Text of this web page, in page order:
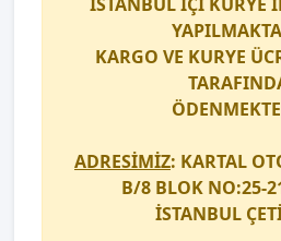
KARGO VE KURYE
ADRESİMİZ: KARTAL
B/8 BLOK NO:25-
İSTANBUL